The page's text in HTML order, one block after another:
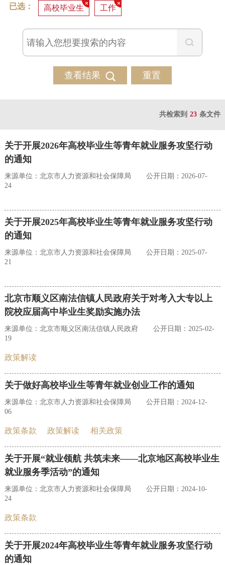
已选： 高校毕业生 工作
查看结果 重置
共检索到 23 条文件
关于开展2026年高校毕业生等青年就业服务攻坚行动
的通知
来源单位：北京市人力资源和社会保障局
公开日期：2026-07-
24
关于开展2025年高校毕业生等青年就业服务攻坚行动
的通知
来源单位：北京市人力资源和社会保障局
公开日期：2025-07-
21
北京市顺义区南法信镇人民政府关于对考入大专以上
院校应届高中毕业生奖励实施办法
来源单位：北京市顺义区南法信镇人民政府
公开日期：2025-02-
19
政策解读
关于做好高校毕业生等青年就业创业工作的通知
来源单位：北京市人力资源和社会保障局
公开日期：2024-12-
06
政策条款 政策解读 相关政策
关于开展“就业领航 共筑未来——北京地区高校毕业生
就业服务季活动”的通知
来源单位：北京市人力资源和社会保障局
公开日期：2024-10-
24
政策条款
关于开展2024年高校毕业生等青年就业服务攻坚行动
的通知